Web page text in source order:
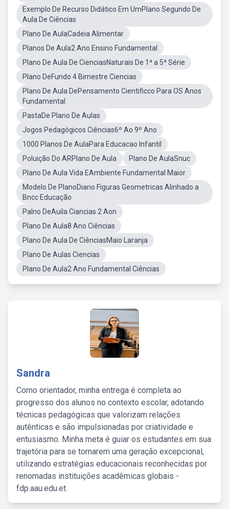
Exemplo De Recurso Didático Em UmPlano Segundo De
Aula De Ciências
Plano De AulaCadeia Alimentar
Planos De Aula2 Ano Ensino Fundamental
Plano De Aula De CienciasNaturais De 1ª a 5ª Série
Plano DeFundo 4 Bimestre Ciencias
Plano De Aula DePensamento Cientificco Para OS Anos
Fundamental
PastaDe Plano De Aulas
Jogos Pedagógicos Ciências6º Ao 9º Ano
1000 Planos De AulaPara Educacao Infantil
Poluição Do ARPlano De Aula
Plano De AulaSnuc
Plano De Aula Vida EAmbiente Fundamental Maior
Modelo De PlanoDiario Figuras Geometricas Alinhado a
Bncc Educação
Palno DeAuila Ciancias 2 Aon
Plano De Aula8 Ano Ciências
Plano De Aula De CiênciasMaio Laranja
Plano De Aulas Ciencias
Plano De Aula2 Ano Fundamental Ciências
Sandra
Como orientador, minha entrega é completa ao
progresso dos alunos no contexto escolar, adotando
técnicas pedagógicas que valorizam relações
autênticas e são impulsionadas por criatividade e
entusiasmo. Minha meta é guiar os estudantes em sua
trajetória para se tornarem uma geração excepcional,
utilizando estratégias educacionais reconhecidas por
renomadas instituições acadêmicas globais -
fdp.aau.edu.et.